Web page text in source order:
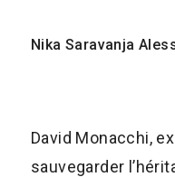
Nika Saravanja
David Monacchi,
sauvegarder